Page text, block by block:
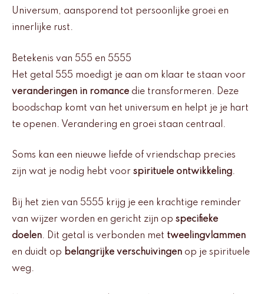
Universum, aansporend tot persoonlijke groei en
innerlijke rust.
Betekenis van 555 en 5555
Het getal 555 moedigt je aan om klaar te staan voor
veranderingen in romance die transformeren. Deze
boodschap komt van het universum en helpt je je hart
te openen. Verandering en groei staan centraal.
Soms kan een nieuwe liefde of vriendschap precies
zijn wat je nodig hebt voor spirituele ontwikkeling.
Bij het zien van 5555 krijg je een krachtige reminder
van wijzer worden en gericht zijn op specifieke
doelen. Dit getal is verbonden met tweelingvlammen
en duidt op belangrijke verschuivingen op je spirituele
weg.